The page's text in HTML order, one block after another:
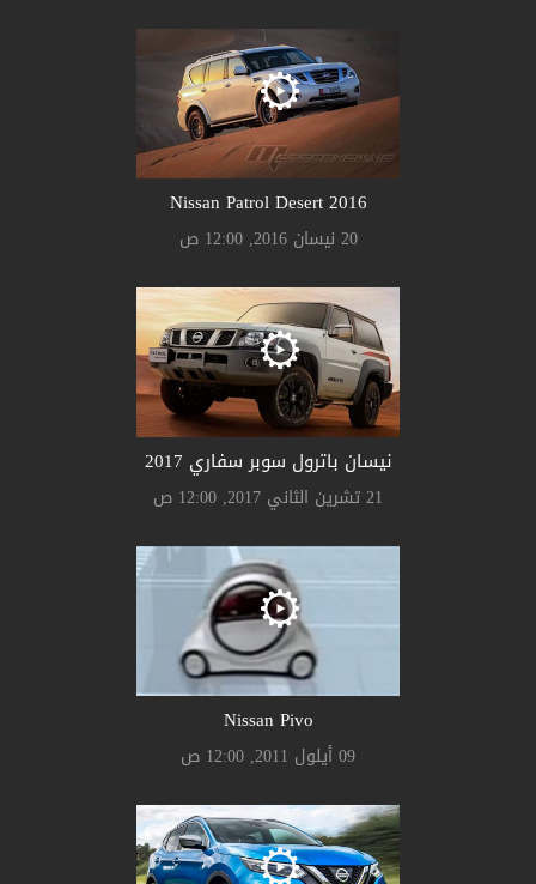
Nissan Patrol Desert 2016
20 نيسان 2016, 12:00 ص
نيسان باترول سوبر سفاري 2017
21 تشرين الثاني 2017, 12:00 ص
Nissan Pivo
09 أيلول 2011, 12:00 ص